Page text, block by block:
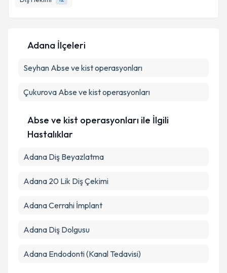
E-posta Adresiniz
Metni'ni okudum ve kişisel verilerimin belirtilen
Adana İlçeleri
Seyhan Abse ve kist operasyonları
Çukurova Abse ve kist operasyonları
Abse ve kist operasyonları ile İlgili
Hastalıklar
Adana Diş Beyazlatma
Adana 20 Lik Diş Çekimi
Adana Cerrahi İmplant
Adana Diş Dolgusu
Adana Endodonti (Kanal Tedavisi)